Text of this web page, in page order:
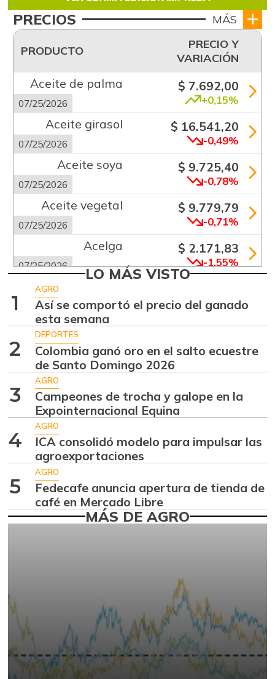
PRECIOS MÁS
PRODUCTO
PRECIO Y
VARIACIÓN
Aceite de palma
07/25/2026
$ 7.692,00
+0,15%
Aceite girasol
07/25/2026
$ 16.541,20
-0,49%
Aceite soya
07/25/2026
$ 9.725,40
-0,78%
Aceite vegetal
07/25/2026
$ 9.779,79
-0,71%
Acelga
07/25/2026
$ 2.171,83
-1,55%
Aguacate común
07/25/2026 +6,24%
Aguacate hass
07/25/2026
$ 7.289,10
Aguacate
07/25/2026
$ 8.366,30
-1,18%
Ahuyama
07/25/2026 -0,51%
Ahuyamín
07/25/2026
$ 1.672,87
Ajo
07/25/2026
$ 6.102,86
-2,18%
$ 3.229,50
-11,89%
Alas de pollo sin
costillar
07/25/2026
$ 9.411,93
-1,17%
LO MÁS VISTO
1
AGRO
Así se comportó el precio del ganado
esta semana
2
DEPORTES
Colombia ganó oro en el salto ecuestre
de Santo Domingo 2026
3
AGRO
Campeones de trocha y galope en la
Expointernacional Equina
4
AGRO
ICA consolidó modelo para impulsar las
agroexportaciones
5
AGRO
Fedecafe anuncia apertura de tienda de
café en Mercado Libre
MÁS DE AGRO